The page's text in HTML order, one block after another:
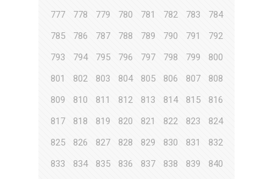
777
778 779 780 781 782 783
784
785
786 787 788 789 790 791
792
793
794 795 796 797 798 799
800
801
802 803 804 805 806 807
808
809
810 811 812 813 814 815
816
817
818 819 820 821 822 823
824
825
826 827 828 829 830 831
832
833
834 835 836 837 838 839
840